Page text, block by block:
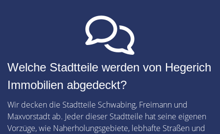
Welche Stadtteile werden von Hegerich
Immobilien abgedeckt?
Wir decken die Stadtteile Schwabing, Freimann und
Maxvorstadt ab. Jeder dieser Stadtteile hat seine eigenen
Vorzüge, wie Naherholungsgebiete, lebhafte Straßen und